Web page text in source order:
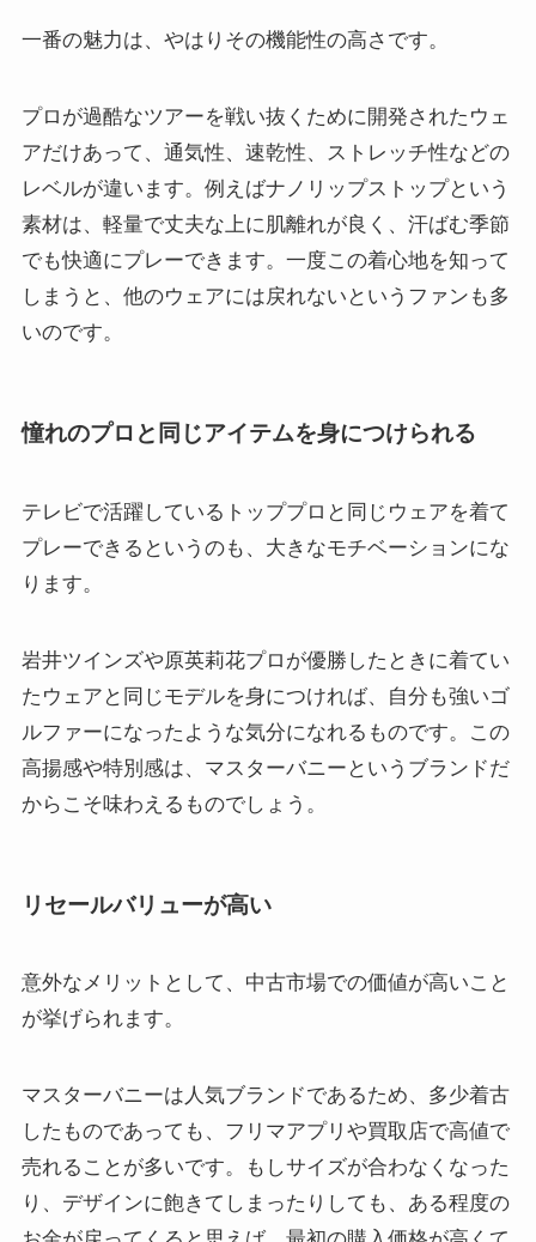
一番の魅力は、やはりその機能性の高さです。
プロが過酷なツアーを戦い抜くために開発されたウェ
アだけあって、通気性、速乾性、ストレッチ性などの
レベルが違います。例えばナノリップストップという
素材は、軽量で丈夫な上に肌離れが良く、汗ばむ季節
でも快適にプレーできます。一度この着心地を知って
しまうと、他のウェアには戻れないというファンも多
いのです。
憧れのプロと同じアイテムを身につけられる
テレビで活躍しているトッププロと同じウェアを着て
プレーできるというのも、大きなモチベーションにな
ります。
岩井ツインズや原英莉花プロが優勝したときに着てい
たウェアと同じモデルを身につければ、自分も強いゴ
ルファーになったような気分になれるものです。この
高揚感や特別感は、マスターバニーというブランドだ
からこそ味わえるものでしょう。
リセールバリューが高い
意外なメリットとして、中古市場での価値が高いこと
が挙げられます。
マスターバニーは人気ブランドであるため、多少着古
したものであっても、フリマアプリや買取店で高値で
売れることが多いです。もしサイズが合わなくなった
り、デザインに飽きてしまったりしても、ある程度の